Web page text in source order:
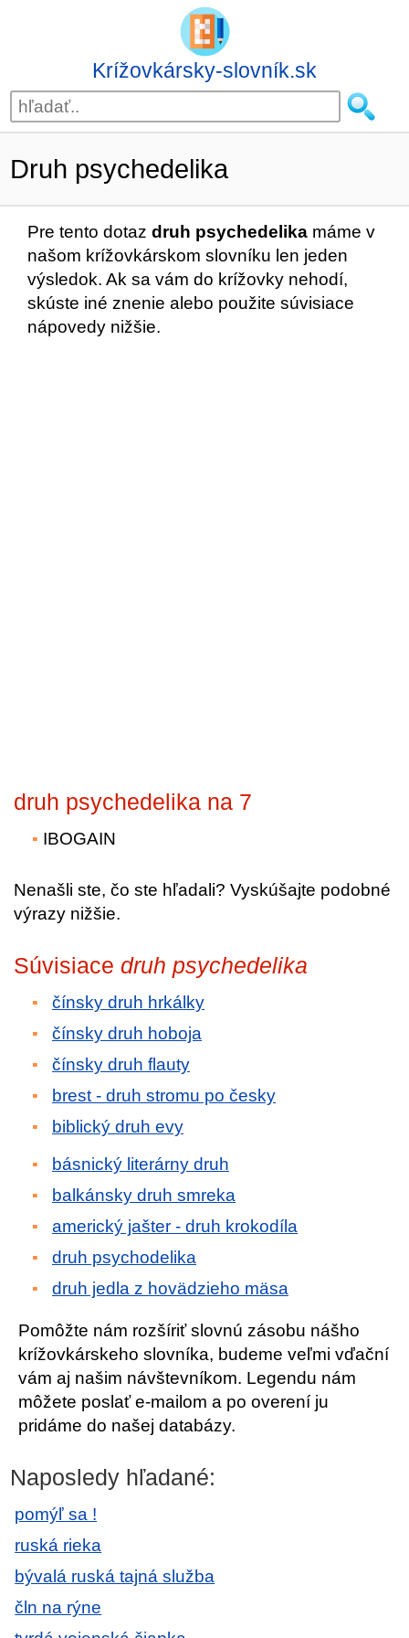
Krížovkársky-slovník.sk
Druh psychedelika
Pre tento dotaz druh psychedelika máme v
našom krížovkárskom slovníku len jeden
výsledok. Ak sa vám do krížovky nehodí,
skúste iné znenie alebo použite súvisiace
nápovedy nižšie.
druh psychedelika na 7
IBOGAIN
Nenašli ste, čo ste hľadali? Vyskúšajte podobné
výrazy nižšie.
Súvisiace druh psychedelika
čínsky druh hrkálky
čínsky druh hoboja
čínsky druh flauty
brest - druh stromu po česky
biblický druh evy
básnický literárny druh
balkánsky druh smreka
americký jašter - druh krokodíla
druh psychodelika
druh jedla z hovädzieho mäsa
Pomôžte nám rozšíriť slovnú zásobu nášho
krížovkárskeho slovníka, budeme veľmi vďační
vám aj našim návštevníkom. Legendu nám
môžete poslať e-mailom a po overení ju
pridáme do našej databázy.
Naposledy hľadané:
pomýľ sa !
ruská rieka
bývalá ruská tajná služba
čln na rýne